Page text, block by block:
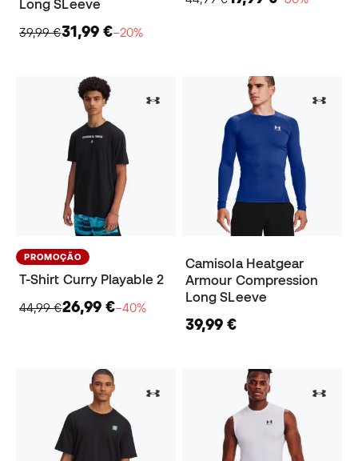
Long SLeeve
39,99 €31,99 €−20%
PROMOÇÃO
T-Shirt Curry Playable 2
44,99 €26,99 €−40%
Camisola Heatgear
Armour Compression
Long SLeeve
39,99 €